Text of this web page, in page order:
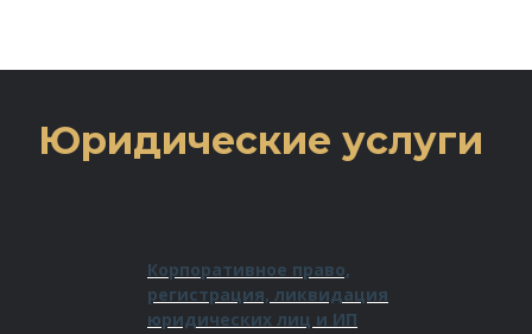
Корпоративное право,
регистрация, ликвидация
юридических лиц и ИП
Юридические услуги